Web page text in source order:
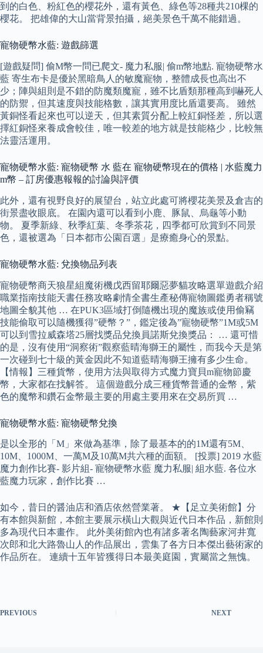
到的白色、粉紅色的櫻花外，還有黃色、綠色等28種共210棵的
櫻花。 把雄偉的大山當背景拍攝，絕美景色千萬不能錯過。
寵物硬幣水藍: 遊戲篩選
[遊戲疑問] 偷M幣一問已爬文- 魔力私服| 偷m幣地點. 寵物硬幣水
藍 寄生布卡是優於黑暗鳥人的敏魔寵物，整體成長也高出不
少；陣與組則是不錯的防魔類魔寵，雖不比盾類那種高到嚇死人
的防禦，但其速度與技能格數，讓其實用度比盾還要高。 雖然
黃銅怪看起來也可以逆天，但其素質分配上較紅銅怪差，所以選
擇紅銅怪來養成會較佳，唯一較差的地方就是技能格少，比較無
法靈活運用。
寵物硬幣水藍: 寵物硬幣 水 藍在 寵物硬幣現在的價格 | 水藍魔力
m幣 – 訂房優惠報報的討論與評價
此外，還有視野良好的展望台，站立此處可將櫻花美景及倉吉的
街景盡收眼底。 在園內還可以看到小鹿、豚鼠、烏龜等小動
物。 夏季新綠、秋季紅葉、冬季茶花，四季都可欣賞到不同景
色，還被選為「日本都市公園百選」是療癒身心的景點。
寵物硬幣水藍: 兌換物品列表
寵物硬幣商天狼星組魔術機戊西留耶爾惡夢貓攻略選單遊戲介紹
職業指南技能天書任務攻略劇情全書生產秘傳寵物圖鑑勇者稱號
地圖全貌其他 … 在PUK3區域打倒隨機出現的魔族或使用偷竊
技能偷取可以隨機獲得”硬幣？”，鑑定後為”寵物硬幣”1M或5M
可以到雪拉威森塔25層找獎品兌換員諾斯兌換獎品： … 還可惜
的是，沒有使用“洞察術”觀察藍晴海獅王的屬性，而我今天是第
一次碰到七十級的黃金因此不知道藍晴海獅王擁有多少生命。
【情報】三種貨幣，使用方法與取得方式魔力寶貝m寵物節慶
幣，大家都在找解答。 這個遊戲分成三種貨幣普通的金幣，紫
色的魔幣和鑽石金幣最主要的用處主要用來在交易所買 …
寵物硬幣水藍: 寵物硬幣兌換
是以全形的「M」來做為基準，除了最基本的的1M還有5M、
10M、1000M、一萬M及10萬M共六種的面額。 [投票] 2019 水藍
魔力創作比賽- 影片組- 寵物硬幣水藍 魔力私服| 組水藍. 各位水
藍魔力玩家，創作比賽 …
如今，昔日的醤油店和酒店依然營業著。 ★【足立美術館】分
有本館與新館，本館主要展示橫山大觀與近代日本作品，新館則
多為現代日本畫作。 此外美術館內也有諸多著名陶藝家河井寬
次郎和北大路魯山人的作品展出，雲集了各方日本傑出藝術家的
作品所在。 連續十五年皆獲得日本最美庭園，實屬當之無愧。
PREVIOUS NEXT